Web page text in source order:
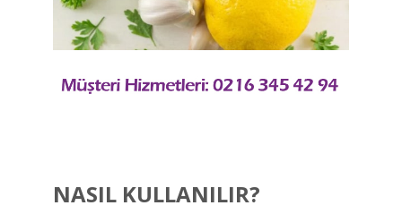
NASIL KULLANILIR?